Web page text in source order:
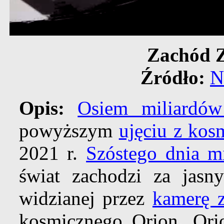
Zachód
Źródło:
Opis:
Osiem
powyższym ujęciu z
2021 r. Szóstego dnia
świat zachodzi za
widzianej przez kamerę